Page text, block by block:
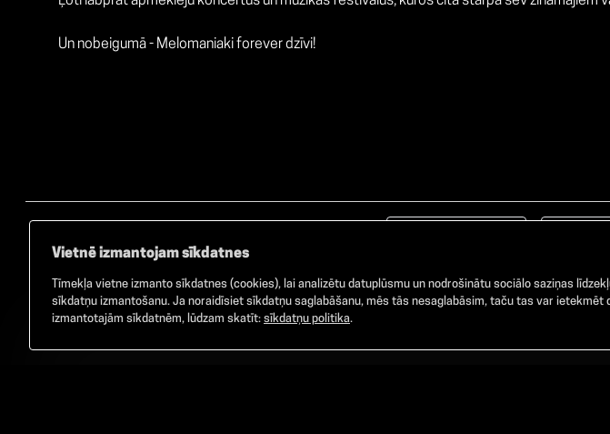
Un nobeigumā - Melomaniaki forever dzīvi!
Vietnē izmantojam sīkdatnes
Tīmekļa vietne izmanto sīkdatnes (cookies), lai analizētu datuplūsmu un nodrošinātu sociālo saziņas
sīkdatņu izmantošanu. Ja noraidīsiet sīkdatņu saglabāšanu, mēs tās nesaglabāsim, taču tas var
izmantotajām sīkdatnēm, lūdzam skatīt: sīkdatņu politika.